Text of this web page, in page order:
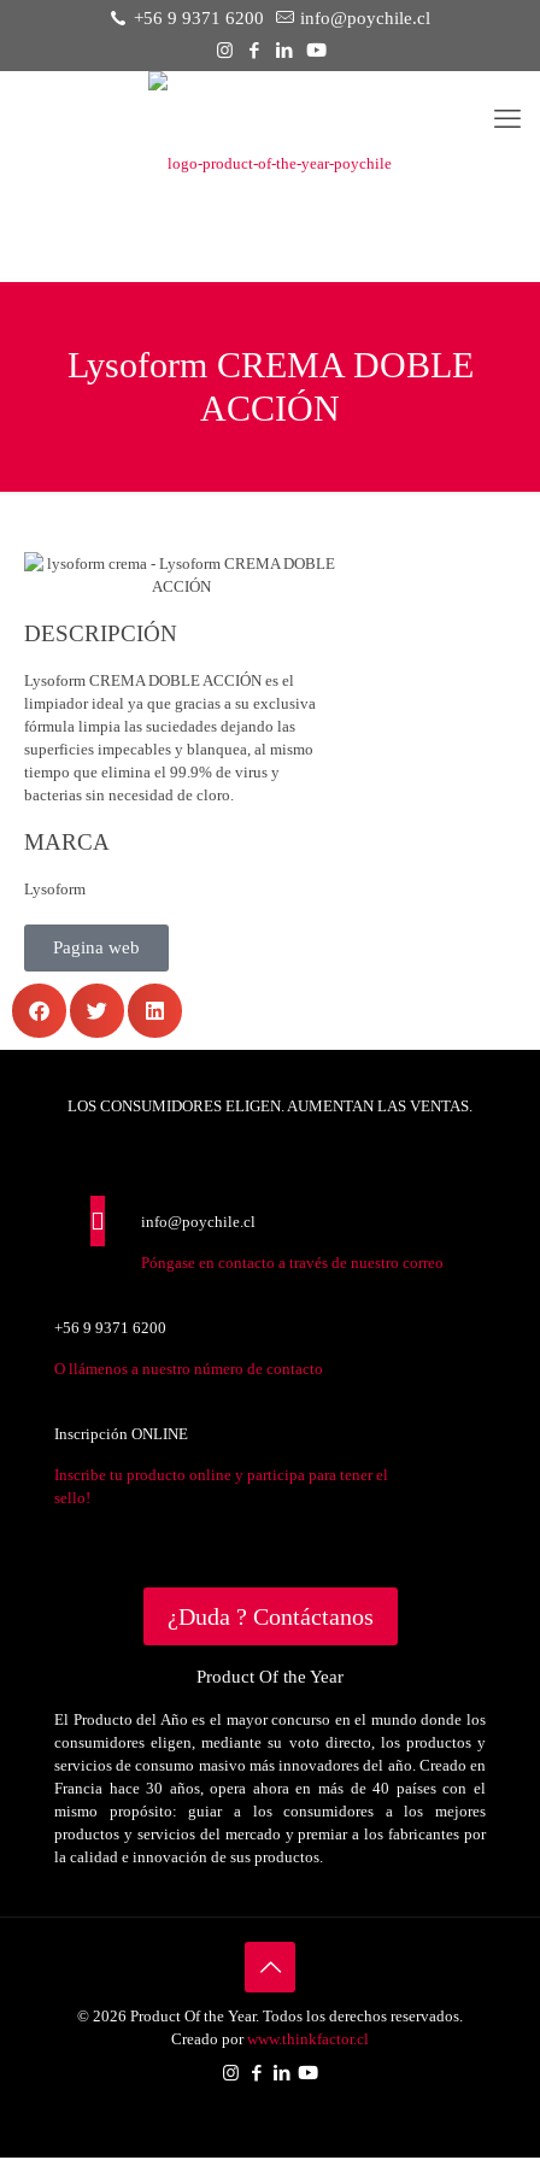
+56 9 9371 6200 info@poychile.cl
Lysoform CREMA DOBLE
ACCIÓN
DESCRIPCIÓN
Lysoform CREMA DOBLE ACCIÓN es el
limpiador ideal ya que gracias a su exclusiva
fórmula limpia las suciedades dejando las
superficies impecables y blanquea, al mismo
tiempo que elimina el 99.9% de virus y
bacterias sin necesidad de cloro.
MARCA
Lysoform
Pagina web
LOS CONSUMIDORES ELIGEN. AUMENTAN LAS VENTAS.
info@poychile.cl
Póngase en contacto a través de nuestro correo
+56 9 9371 6200
O llámenos a nuestro número de contacto
Inscripción ONLINE
Inscribe tu producto online y participa para tener el
sello!
¿Duda ? Contáctanos
Product Of the Year
El Producto del Año es el mayor concurso en el mundo donde los
consumidores eligen, mediante su voto directo, los productos y
servicios de consumo masivo más innovadores del año. Creado en
Francia hace 30 años, opera ahora en más de 40 países con el
mismo propósito: guiar a los consumidores a los mejores
productos y servicios del mercado y premiar a los fabricantes por
la calidad e innovación de sus productos.
© 2026 Product Of the Year. Todos los derechos reservados.
Creado porwww.thinkfactor.cl